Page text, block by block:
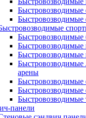
Быстровозводимые
Быстровозводимые
Быстровозводимые
Быстровозводимые
арены
Быстровозводимые
Быстровозводимые
панели